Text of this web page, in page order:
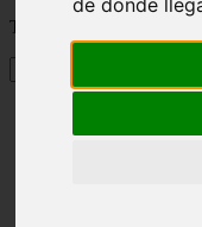
de donde
Tabla de contenidos
Abono casero: la
fósforo y potasio
¿Cuál es la
utilizarlo en